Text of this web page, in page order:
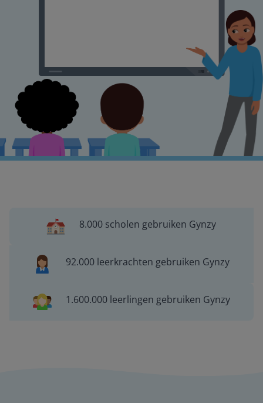
8.000 scholen gebruiken Gynzy
92.000 leerkrachten gebruiken Gynzy
1.600.000 leerlingen gebruiken Gynzy